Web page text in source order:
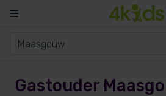
Gastouder